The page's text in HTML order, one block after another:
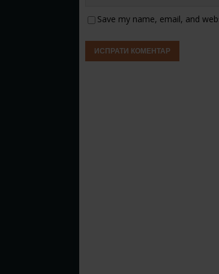
Save my name, email, and